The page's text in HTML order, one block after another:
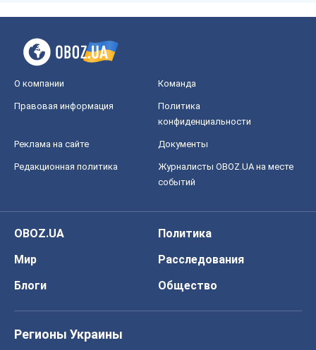
О компании Команда
Правовая информация
Политика
конфиденциальности
Реклама на сайте Документы
Редакционная политика
Журналисты OBOZ.UA на месте
событий
OBOZ.UA
Политика
Мир
Расследования
Блоги
Общество
Регионы Украины